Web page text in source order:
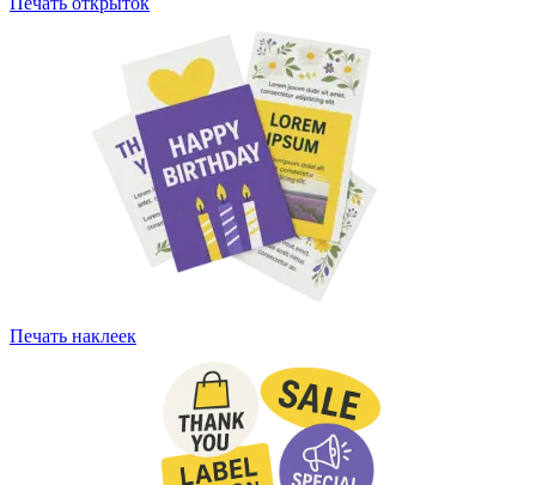
Печать наклеек